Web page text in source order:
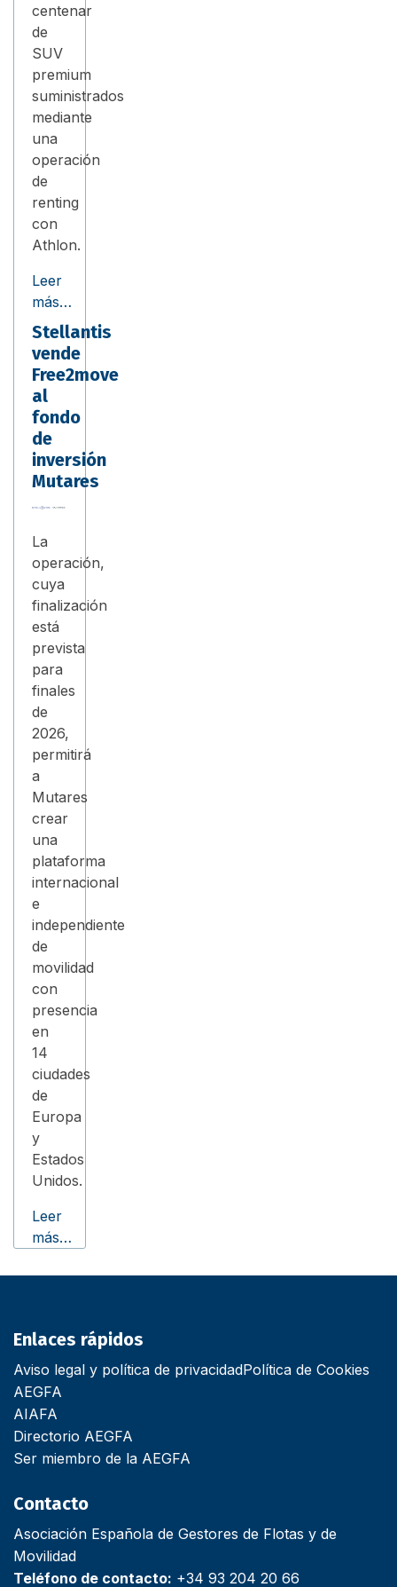
centenar
de
SUV
premium
suministrados
mediante
una
operación
de
renting
con
Athlon.
Leer
más…
Stellantis
vende
Free2move
al
fondo
de
inversión
Mutares
La
operación,
cuya
finalización
está
prevista
para
finales
de
2026,
permitirá
a
Mutares
crear
una
plataforma
internacional
e
independiente
de
movilidad
con
presencia
en
14
ciudades
de
Europa
y
Estados
Unidos.
Leer
más…
Enlaces rápidos
Aviso legal y política de privacidadPolítica de Cookies
AEGFA
AIAFA
Directorio AEGFA
Ser miembro de la AEGFA
Contacto
Asociación Española de Gestores de Flotas y de
Movilidad
Teléfono de contacto: +34 93 204 20 66